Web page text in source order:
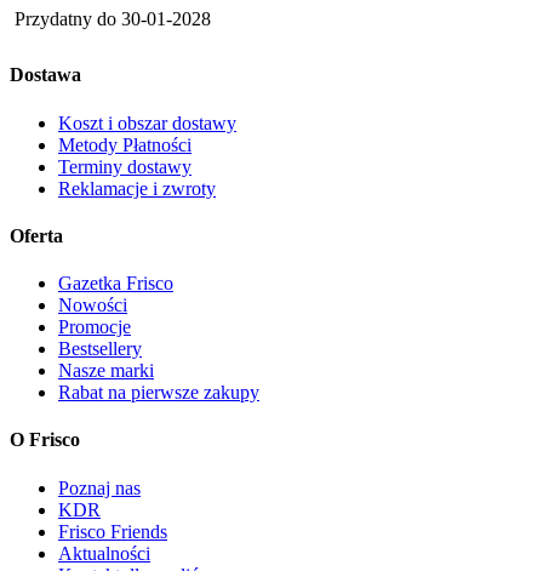
Przydatny do 30-01-2028
Dostawa
Koszt i obszar dostawy
Metody Płatności
Terminy dostawy
Reklamacje i zwroty
Oferta
Gazetka Frisco
Nowości
Promocje
Bestsellery
Nasze marki
Rabat na pierwsze zakupy
O Frisco
Poznaj nas
KDR
Frisco Friends
Aktualności